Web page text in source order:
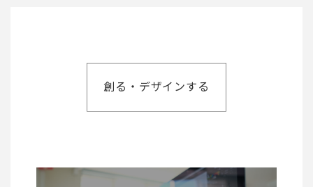
創る・デザインする